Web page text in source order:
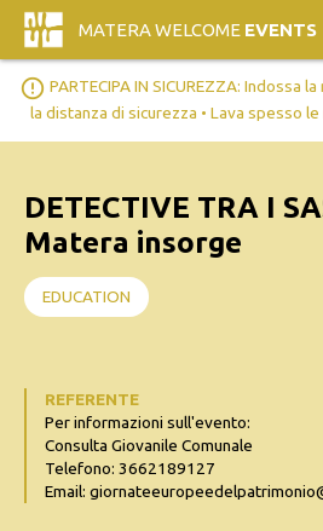
MATERA WELCOME EVENTS
error_outline PARTECIPA IN SICUREZZA: Indossa
la distanza di sicurezza • Lava spesso le
DETECTIVE TRA I
Matera insorge
EDUCATION
REFERENTE
Per informazioni sull'evento:
Consulta Giovanile Comunale
Telefono: 3662189127
Email: